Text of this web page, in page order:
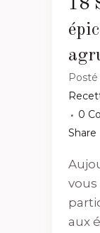
18
0
Share
aux